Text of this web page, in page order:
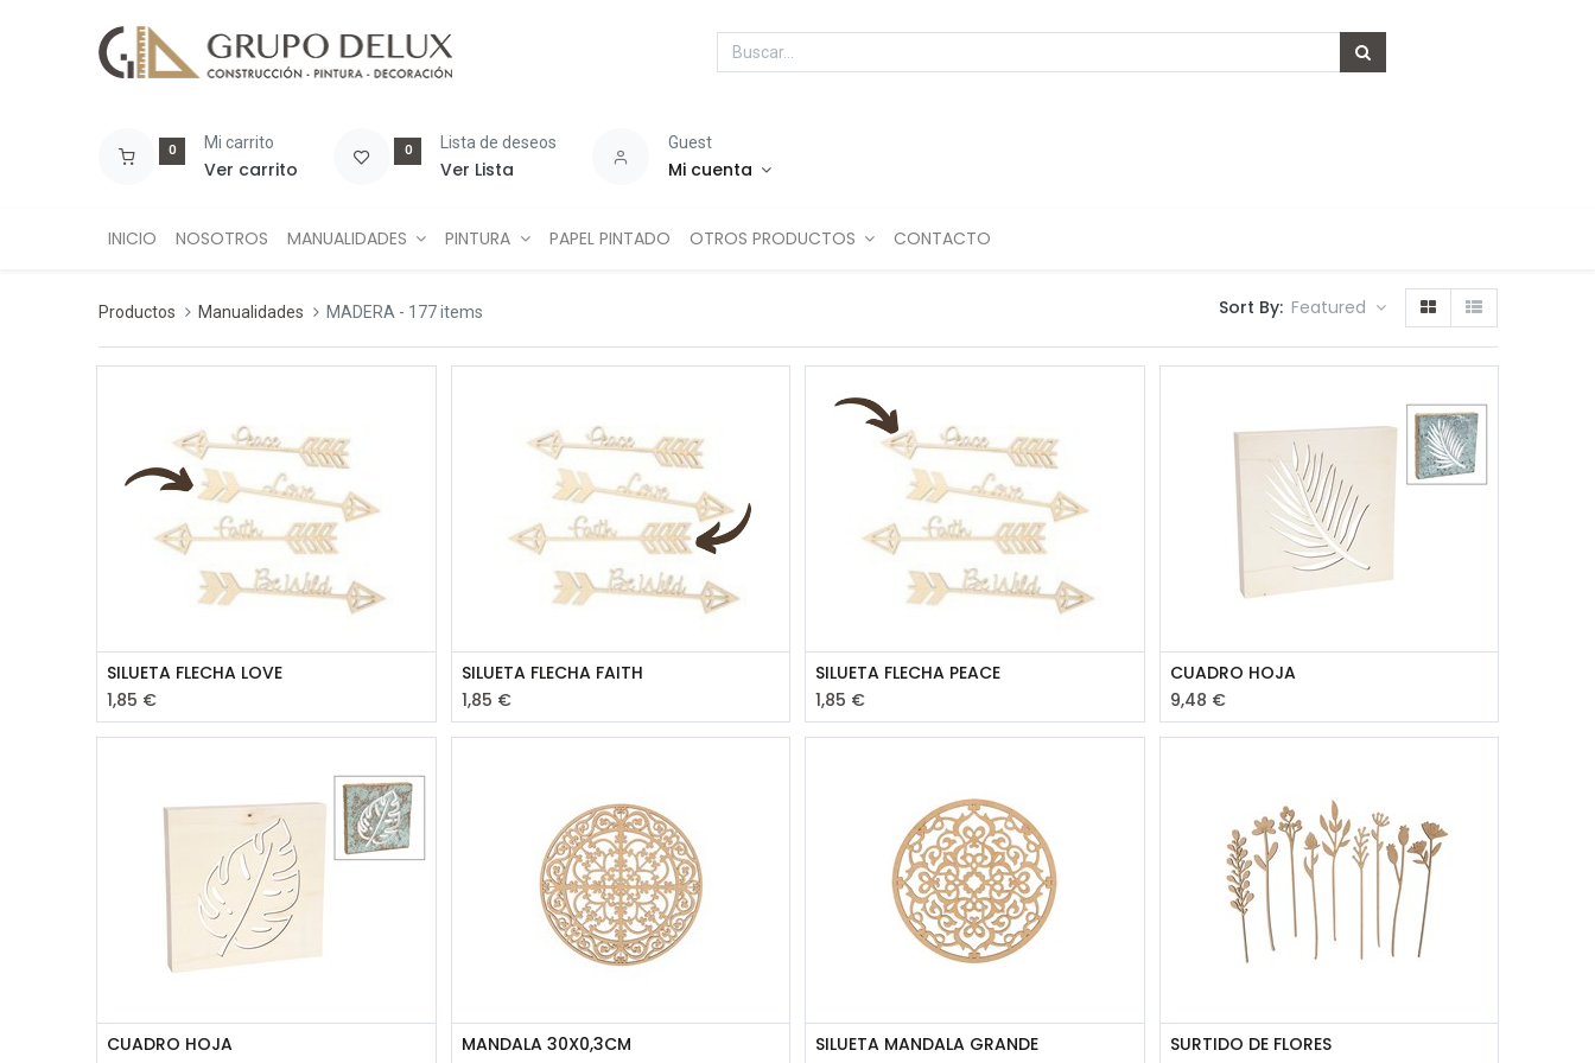
0 Mi carrito
Ver carrito
0 Lista de deseos
Ver Lista
Guest
Mi cuenta
INICIO NOSOTROS MANUALIDADES PINTURA PAPEL PINTADO OTROS PRODUCTOS CONTACTO
Productos Manualidades MADERA - 177 items Sort By: Featured
SILUETA FLECHA LOVE
1,85 €
SILUETA FLECHA FAITH
1,85 €
SILUETA FLECHA PEACE
1,85 €
CUADRO HOJA
9,48 €
CUADRO HOJA
MANDALA 30X0,3CM
SILUETA MANDALA GRANDE
SURTIDO DE FLORES